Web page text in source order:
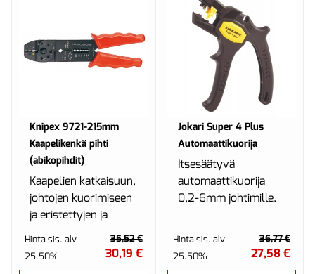
Knipex 9721-215mm
Kaapelikenkä pihti
(abikopihdit)
Kaapelien katkaisuun,
johtojen kuorimiseen
ja eristettyjen ja
eristämättömien
kaapelikenkien ja
Hinta sis. alv
25.50%
35,52 €
30,19 €
Jokari Super 4 Plus
Automaattikuorija
Itsesäätyvä
automaattikuorija
0,2-6mm johtimille.
Hinta sis. alv
25.50%
36,77 €
27,58 €